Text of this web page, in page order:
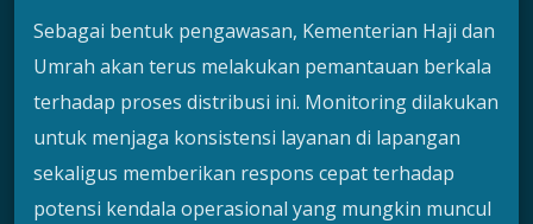
Sebagai bentuk pengawasan, Kementerian Haji dan
Umrah akan terus melakukan pemantauan berkala
terhadap proses distribusi ini. Monitoring dilakukan
untuk menjaga konsistensi layanan di lapangan
sekaligus memberikan respons cepat terhadap
potensi kendala operasional yang mungkin muncul